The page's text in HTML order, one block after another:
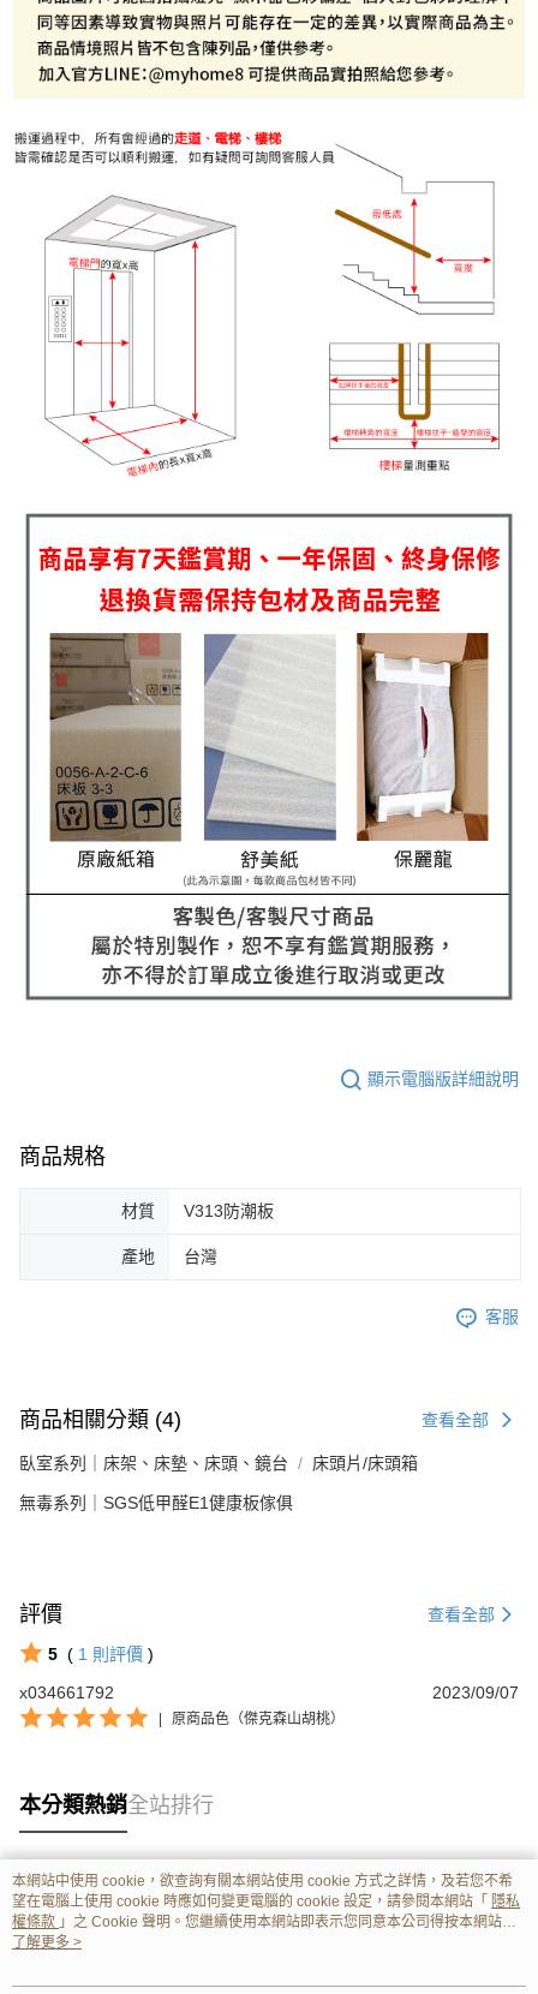
顯示電腦版詳細說明
商品規格
材質 V313防潮板
產地 台灣
客服
商品相關分類 (4) 查看全部
臥室系列｜床架、床墊、床頭、鏡台 床頭片/床頭箱
無毒系列｜SGS低甲醛E1健康板傢俱
評價 查看全部
5 ( 1 則評價 )
x034661792
2023/09/07
| 原商品色（傑克森山胡桃）
本分類熱銷全站排行
熱門標籤
本網站中使用 cookie，欲查詢有關本網站使用 cookie 方式之詳情，及若您不希
望在電腦上使用 cookie 時應如何變更電腦的 cookie 設定，請參閱本網站「 隱私
權條款 」之 Cookie 聲明。您繼續使用本網站即表示您同意本公司得按本網站使
用條款之 Cookie 聲明使用 cookie。
了解更多 >